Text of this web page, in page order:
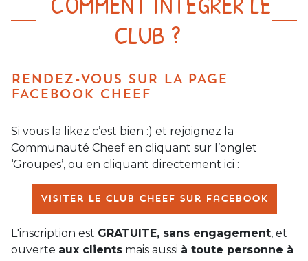
CLUB ?
RENDEZ-VOUS SUR LA PAGE
FACEBOOK CHEEF
Si vous la likez c’est bien :) et rejoignez la
Communauté Cheef en cliquant sur l’onglet
‘Groupes’, ou en cliquant directement ici :
Visiter le Club Cheef sur Facebook
L'inscription est GRATUITE, sans engagement, et
ouverte aux clients mais aussi à toute personne à